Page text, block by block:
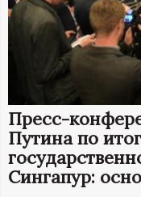
М
Й
Д
А
Пресс-
Путина по
Сингапур: